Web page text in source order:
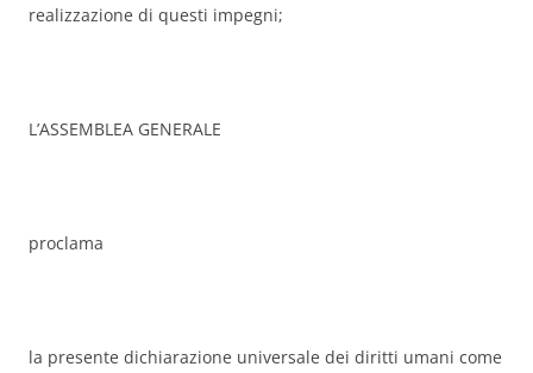
realizzazione di questi impegni;
L’ASSEMBLEA GENERALE
proclama
la presente dichiarazione universale dei diritti umani come